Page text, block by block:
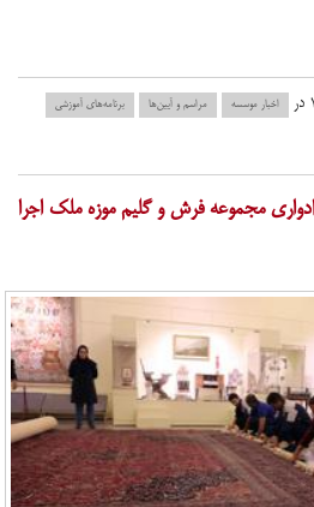
اخبار موسسه مراسم و آیین‌ها برنامه‌های آموزشی
مجموعه فرش و گلیم موزه ملک اجرا